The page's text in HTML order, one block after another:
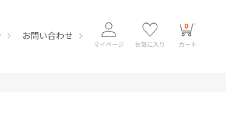
お問い合わせ
マイページ お気に入り
0
カート